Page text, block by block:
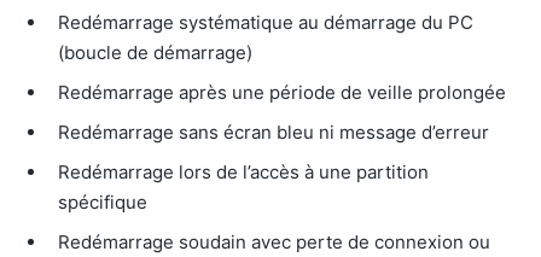
Redémarrage systématique au démarrage du PC
(boucle de démarrage)
Redémarrage après une période de veille prolongée
Redémarrage sans écran bleu ni message d’erreur
Redémarrage lors de l’accès à une partition
spécifique
Redémarrage soudain avec perte de connexion ou